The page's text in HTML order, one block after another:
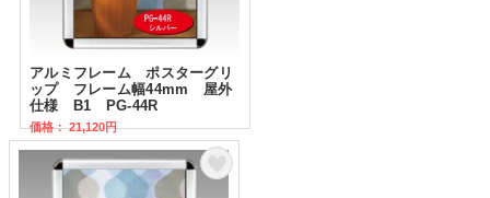
アルミフレーム ポスターグリ
ップ フレーム幅44mm 屋外
仕様 B1 PG-44R
価格： 21,120円